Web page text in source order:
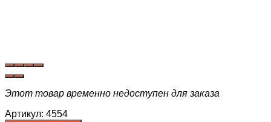
Этот товар временно недоступен для заказа
Артикул: 4554